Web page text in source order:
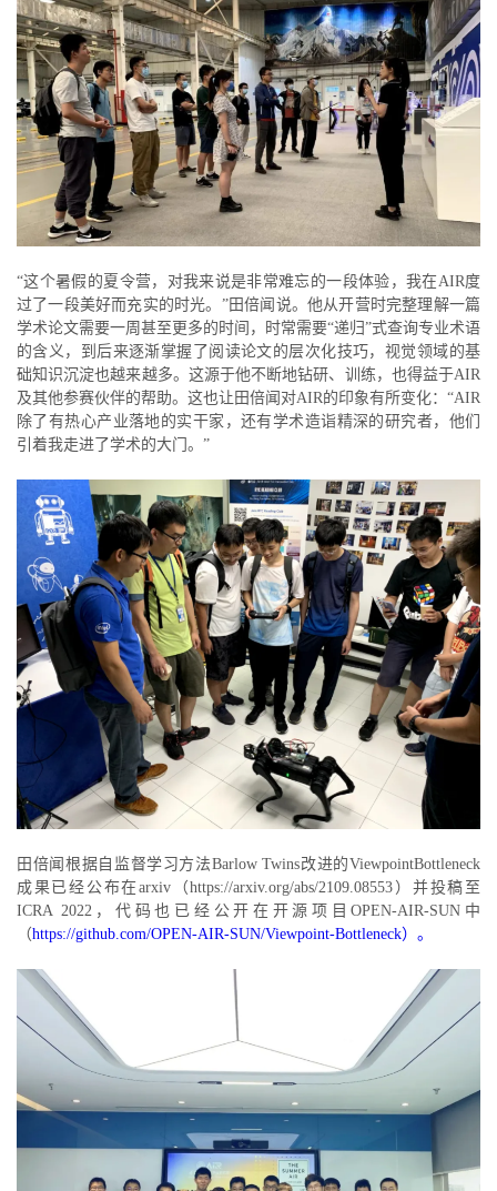
“这个暑假的夏令营，对我来说是非常难忘的一段体验，我在AIR度
过了一段美好而充实的时光。”田倍闻说。他从开营时完整理解一篇
学术论文需要一周甚至更多的时间，时常需要“递归”式查询专业术语
的含义，到后来逐渐掌握了阅读论文的层次化技巧，视觉领域的基
础知识沉淀也越来越多。这源于他不断地钻研、训练，也得益于AIR
及其他参赛伙伴的帮助。这也让田倍闻对AIR的印象有所变化：“AIR
除了有热心产业落地的实干家，还有学术造诣精深的研究者，他们
引着我走进了学术的大门。”
田倍闻根据自监督学习方法Barlow Twins改进的ViewpointBottleneck
成果已经公布在arxiv（https://arxiv.org/abs/2109.08553）并投稿至
ICRA 2022，代码也已经公开在开源项目OPEN-AIR-SUN中
（https://github.com/OPEN-AIR-SUN/Viewpoint-Bottleneck）。